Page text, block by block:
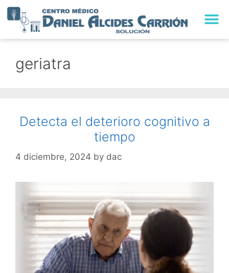
geriatra
Detecta el deterioro cognitivo a
tiempo
4 diciembre, 2024 by dac